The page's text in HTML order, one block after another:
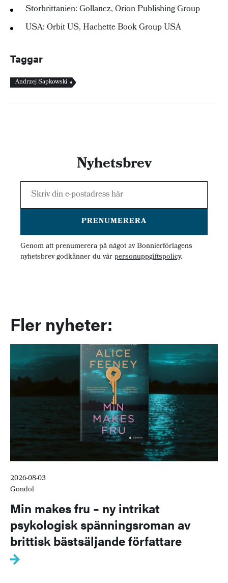
Storbrittanien: Gollancz, Orion Publishing Group
USA: Orbit US, Hachette Book Group USA
Taggar
Andrzej Sapkowski
Nyhetsbrev
PRENUMERERA
Genom att prenumerera på något av Bonnierförlagens
nyhetsbrev godkänner du vårpersonuppgiftspolicy.
Fler nyheter:
2026-08-03
Gondol
Min makes fru – ny intrikat
psykologisk spänningsroman av
brittisk bästsäljande författare